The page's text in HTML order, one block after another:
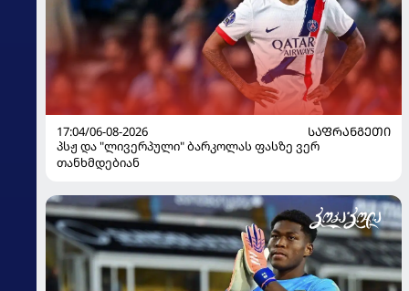
17:04/06-08-2026
ᲡᲐᲤᲠᲐᲜᲒᲔᲗᲘ
პსჟ და "ლივერპული" ბარკოლას ფასზე ვერ
თანხმდებიან